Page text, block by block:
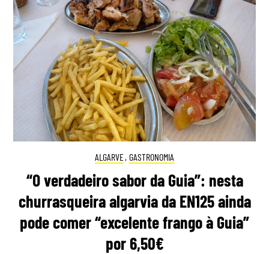
ALGARVE, GASTRONOMIA
“O verdadeiro sabor da Guia”: nesta
churrasqueira algarvia da EN125 ainda
pode comer “excelente frango à Guia”
por 6,50€